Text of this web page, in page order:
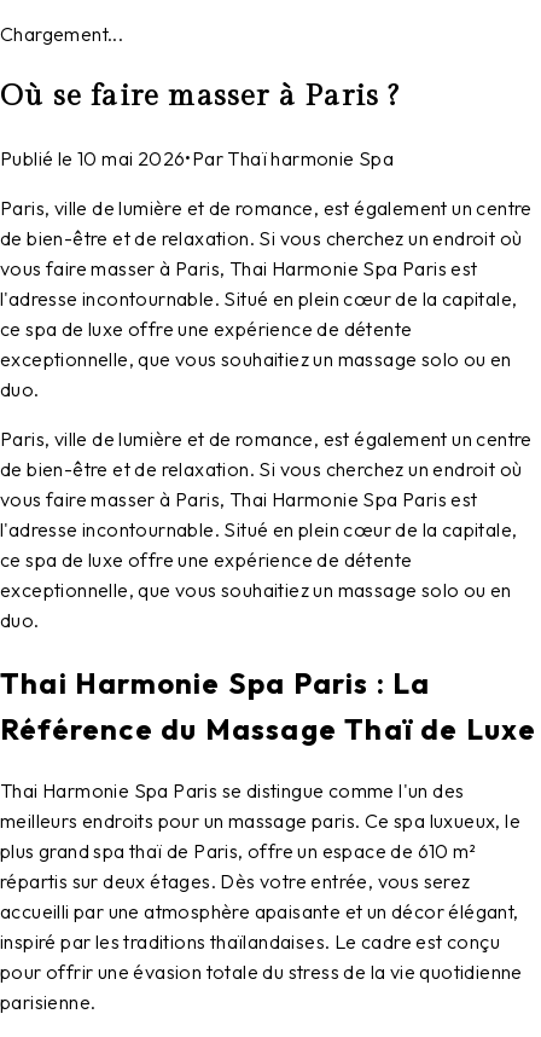
Chargement...
Où se faire masser à Paris ?
Publié le 10 mai 2026•Par Thaï harmonie Spa
Paris, ville de lumière et de romance, est également un centre
de bien-être et de relaxation. Si vous cherchez un endroit où
vous faire masser à Paris, Thai Harmonie Spa Paris est
l'adresse incontournable. Situé en plein cœur de la capitale,
ce spa de luxe offre une expérience de détente
exceptionnelle, que vous souhaitiez un massage solo ou en
duo.
Paris, ville de lumière et de romance, est également un centre
de bien-être et de relaxation. Si vous cherchez un endroit où
vous faire masser à Paris, Thai Harmonie Spa Paris est
l'adresse incontournable. Situé en plein cœur de la capitale,
ce spa de luxe offre une expérience de détente
exceptionnelle, que vous souhaitiez un massage solo ou en
duo.
Thai Harmonie Spa Paris : La
Référence du Massage Thaï de Luxe
Thai Harmonie Spa Paris se distingue comme l'un des
meilleurs endroits pour un massage paris. Ce spa luxueux, le
plus grand spa thaï de Paris, offre un espace de 610 m²
répartis sur deux étages. Dès votre entrée, vous serez
accueilli par une atmosphère apaisante et un décor élégant,
inspiré par les traditions thaïlandaises. Le cadre est conçu
pour offrir une évasion totale du stress de la vie quotidienne
parisienne.